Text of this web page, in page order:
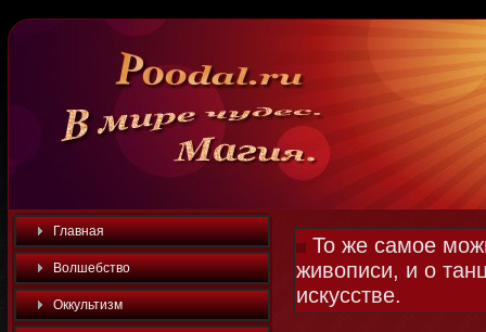
Главная
Волшебство
Оккультизм
То же самое
живописи, и о
искусстве.